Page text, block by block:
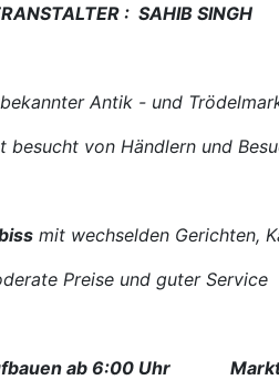
: SAHIB SINGH
Antik - und
besucht von Händlern und
mit wechselden Gerichten,
Preise und guter Service
ab 6:00 Uhr